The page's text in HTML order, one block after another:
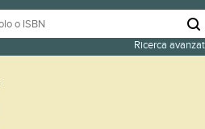
Ricerca